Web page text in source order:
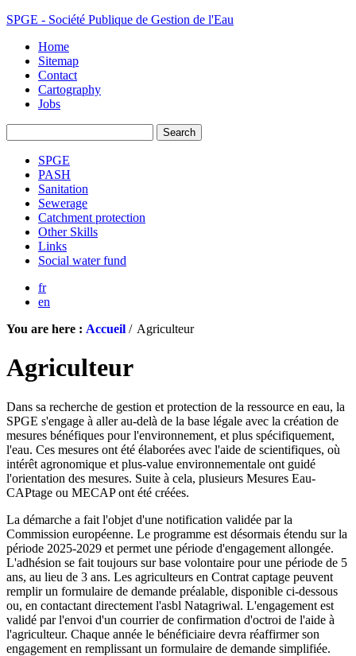
SPGE - Société Publique de Gestion de l'Eau
Home
Sitemap
Contact
Cartography
Jobs
SPGE
PASH
Sanitation
Sewerage
Catchment protection
Other Skills
Links
Social water fund
fr
en
You are here : Accueil / Agriculteur
Agriculteur
Dans sa recherche de gestion et protection de la ressource en eau, la
SPGE s'engage à aller au-delà de la base légale avec la création de
mesures bénéfiques pour l'environnement, et plus spécifiquement,
l'eau. Ces mesures ont été élaborées avec l'aide de scientifiques, où
intérêt agronomique et plus-value environnementale ont guidé
l'orientation des mesures. Suite à cela, plusieurs Mesures Eau-
CAPtage ou MECAP ont été créées.
La démarche a fait l'objet d'une notification validée par la
Commission européenne. Le programme est désormais étendu sur la
période 2025-2029 et permet une période d'engagement allongée.
L'adhésion se fait toujours sur base volontaire pour une période de 5
ans, au lieu de 3 ans. Les agriculteurs en Contrat captage peuvent
remplir un formulaire de demande préalable, disponible ci-dessous
ou, en contactant directement l'asbl Natagriwal. L'engagement est
validé par l'envoi d'un courrier de confirmation d'octroi de l'aide à
l'agriculteur. Chaque année le bénéficiaire devra réaffirmer son
engagement en remplissant un formulaire de demande simplifiée.